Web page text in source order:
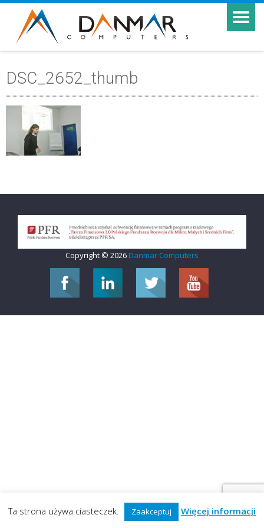
DSC_2652_thumb
Copyright © 2026 Danmar Computers
Ta strona używa ciasteczek. Zaakceptuj Więcej informacji